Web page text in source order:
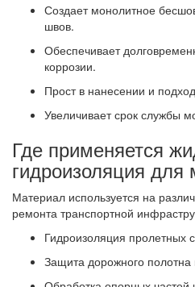
Создает монолитное
швов.
Обеспечивает
коррозии.
Прост в нанесении и
Увеличивает срок службы
Где применяется
гидроизоляция для
Материал используется на
ремонта транспортной
Гидроизоляция пролетных
Защита дорожного полотна